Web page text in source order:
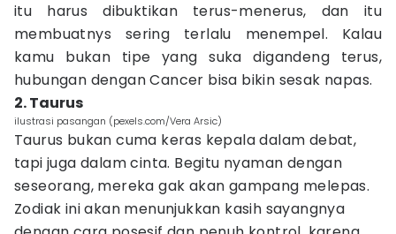
itu harus dibuktikan terus-menerus, dan itu
membuatnys sering terlalu menempel. Kalau
kamu bukan tipe yang suka digandeng terus,
hubungan dengan Cancer bisa bikin sesak napas.
2. Taurus
ilustrasi pasangan (pexels.com/Vera Arsic)
Taurus bukan cuma keras kepala dalam debat,
tapi juga dalam cinta. Begitu nyaman dengan
seseorang, mereka gak akan gampang melepas.
Zodiak ini akan menunjukkan kasih sayangnya